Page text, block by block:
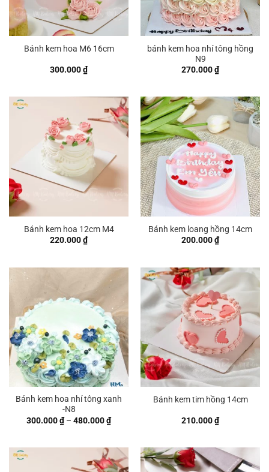
Bánh kem hoa M6 16cm
300.000₫
bánh kem hoa nhí tông hồng
N9
270.000₫
Bánh kem hoa 12cm M4
220.000₫
Bánh kem loang hồng 14cm
200.000₫
Bánh kem hoa nhí tông xanh
-N8
300.000₫ – 480.000₫Khoảng
giá:
đến
480.000 ₫
Bánh kem tim hồng 14cm
210.000₫